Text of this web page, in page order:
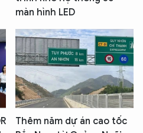
màn hình LED
Thêm năm dự án cao tốc